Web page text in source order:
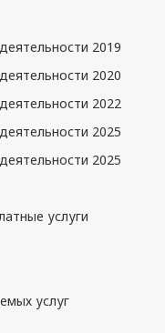
2019
2020
2022
2025
2025
услуги
услуг